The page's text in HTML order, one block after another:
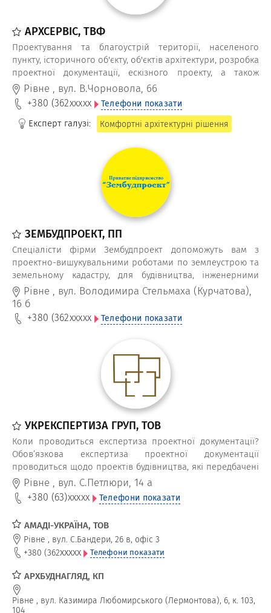
АРХСЕРВІС, ТВФ
Проектування та благоустрій території, населеного
пункту, історичного об'єкту, об'єктів архітектури, розробка
проектної документації, ескізного проекту, а також
передпроектні роботи та авторський нагляд за
будівництвом виконує ТВФ Архсервіс
Рівне , вул. В.Чорновола, 66
+380 (362xxxxx Телефони показати
Експерт галузі: Комфортні архітектурні рішення
ЗЕМБУДПРОЕКТ, ПП
Спеціалісти фірми Зембудпроект допоможуть вам з
проектно-вишукувальними роботами по землеустрою та
земельному кадастру, для будівництва, інженерними
роботами, картографічними, з розробки проектів
землеустрою щодо відведення земельної ділянки.
Рівне , вул. Володимира Стельмаха (Курчатова),
16 б
+380 (362xxxxx Телефони показати
УКРЕКСПЕРТИЗА ГРУП, ТОВ
Коли проводиться експертиза проектної документації?
Обов’язкова експертиза проектної документації
проводиться щодо проектів будівництва, які передбачені
Законом України “Про регулювання містобудівної
діяльності”. В інших випадках експертизу проекту
найчастіше ініціює замовник будівництва.
Рівне , вул. С.Петлюри, 14 а
+380 (63)xxxxx Телефони показати
АМАДІ-УКРАЇНА, ТОВ
Рівне , вул. С.Бандери, 26 в, офіс 3
+380 (362xxxxx Телефони показати
АРХБУДНАГЛЯД, КП
Рівне , вул. Казимира Любомирського (Лермонтова), 6, к. 103,
104